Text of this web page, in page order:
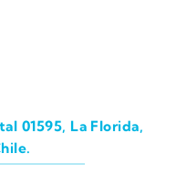
01595, La Florida,